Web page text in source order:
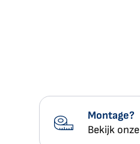
Montage?
Bekijk onze